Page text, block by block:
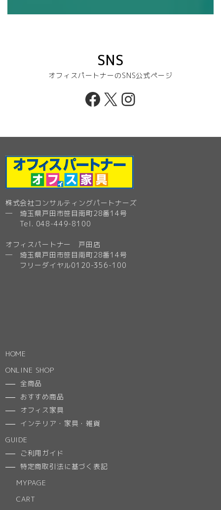
SNS
オフィスパートナーのSNS公式ページ
Facebook
X Instagram
株式会社コンサルティングパートナーズ
─ 埼玉県戸田市笹目南町28番14号
Tel. 048-449-8100
オフィスパートナー 戸田店
─ 埼玉県戸田市笹目南町28番14号
フリーダイヤル0120-356-100
HOME
ONLINE SHOP
全商品
おすすめ商品
オフィス家具
インテリア・家具・雑貨
GUIDE
ご利用ガイド
特定商取引法に基づく表記
MYPAGE
CART